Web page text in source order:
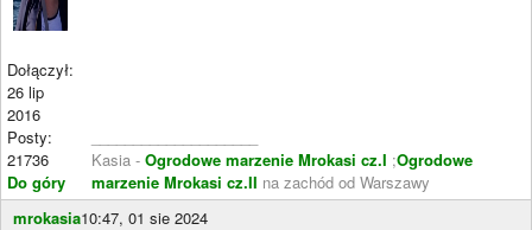
Dołączył:
26 lip
2016
Posty:
21736
Do góry
Kasia - Ogrodowe marzenie Mrokasi cz.I ;Ogrodowe
marzenie Mrokasi cz.II na zachód od Warszawy
mrokasia10:47, 01 sie 2024